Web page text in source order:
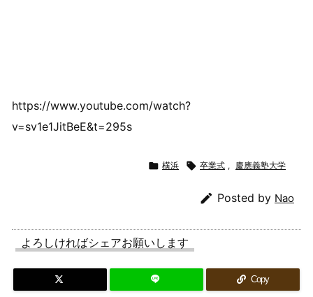
https://www.youtube.com/watch?
v=sv1e1JitBeE&t=295s
 横浜  卒業式 , 慶應義塾大学
 Posted by Nao
よろしければシェアお願いします
Copy